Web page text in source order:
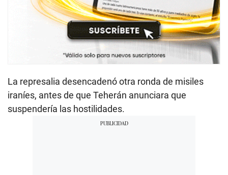
La represalia desencadenó otra ronda de misiles
iraníes, antes de que Teherán anunciara que
suspendería las hostilidades.